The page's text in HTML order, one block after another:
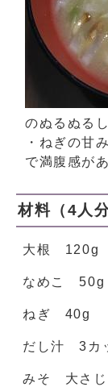
のぬるぬる
・ねぎの甘
で満腹感があ
材料（4人分
大根 120g
なめこ 50g
ねぎ 40g
だし汁 3カ
みそ 大さじ